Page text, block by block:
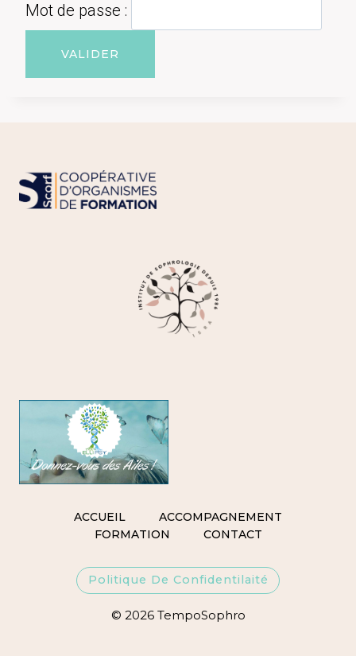
Mot de passe :
ACCUEIL
ACCOMPAGNEMENT
FORMATION
CONTACT
Politique De Confidentilaité
© 2026 TempoSophro